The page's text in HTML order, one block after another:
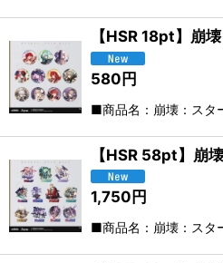
【HSR 18pt】
580円
■商品名：崩壊：スタ
【HSR 58pt】崩
1,750 円
■商品名：崩壊：スタ